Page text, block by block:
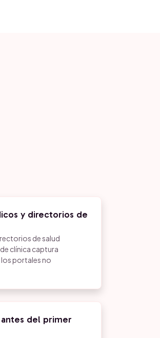
y directorios de
de salud
clínica captura
portales no
del primer